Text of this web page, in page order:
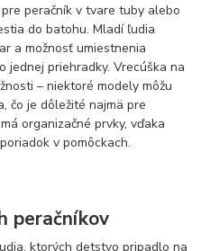
peračník v tvare tuby alebo
do batohu. Mladí ľudia
a možnosť umiestnenia
jednej priehradky. Vrecúška na
– niektoré modely môžu
čo je dôležité najmä pre
organizačné prvky, vďaka
v pomôckach.
peračníkov
ktorých detstvo pripadlo na